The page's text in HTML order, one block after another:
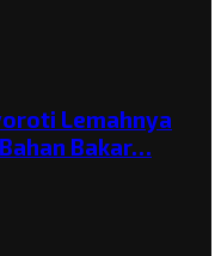
Lemahnya
Bakar…